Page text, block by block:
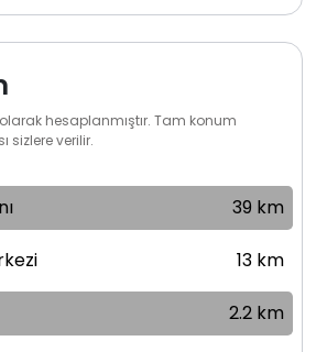
hesaplanmıştır. Tam konum
sizlere verilir.
39 km
13 km
2.2 km